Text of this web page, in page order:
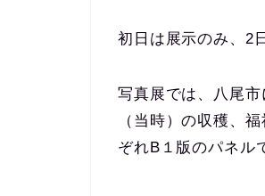
初日は展示のみ、2
写真展では、八尾
（当時）の収穫、
ぞれB１版のパネル